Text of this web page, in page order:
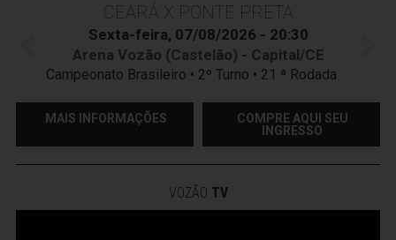
CEARÁ X PONTE PRETA
Sexta-feira, 07/08/2026 - 20:30
Arena Vozão (Castelão) - Capital/CE
Campeonato Brasileiro • 2º Turno • 21 ª Rodada
MAIS INFORMAÇÕES
COMPRE AQUI SEU
INGRESSO
VOZÃO TV